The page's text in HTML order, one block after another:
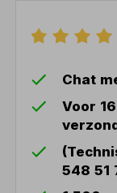
Chat
Voor
548 51